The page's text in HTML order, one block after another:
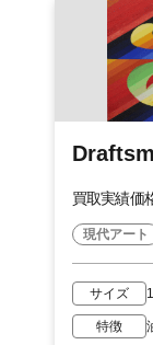
買取実績価
現代アート
サイズ
特徴